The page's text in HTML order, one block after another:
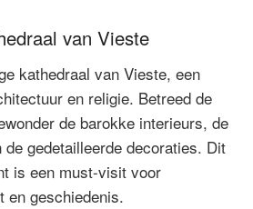
van Vieste
kathedraal van Vieste, een
en religie. Betreed de
de barokke interieurs, de
de gedetailleerde decoraties. Dit
is een must-visit voor
en geschiedenis.